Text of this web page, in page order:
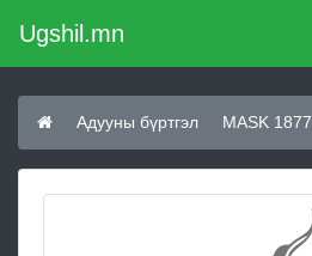
Ugshil.mn
Адууны бүртгэл MASK 1877